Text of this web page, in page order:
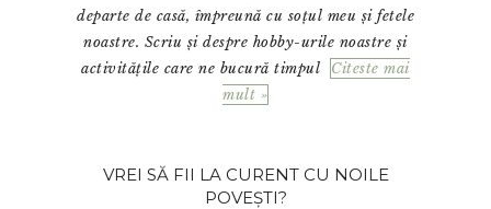
departe de casă, împreună cu soțul meu și fetele
noastre. Scriu și despre hobby-urile noastre și
activitățile care ne bucură timpul
Citeste mai
mult »
VREI SĂ FII LA CURENT CU NOILE
POVEȘTI?